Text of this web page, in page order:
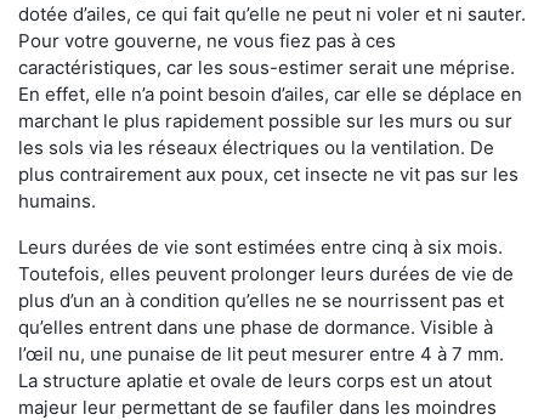
dotée d’ailes, ce qui fait qu’elle ne peut ni voler et ni sauter.
Pour votre gouverne, ne vous fiez pas à ces
caractéristiques, car les sous-estimer serait une méprise.
En effet, elle n’a point besoin d’ailes, car elle se déplace en
marchant le plus rapidement possible sur les murs ou sur
les sols via les réseaux électriques ou la ventilation. De
plus contrairement aux poux, cet insecte ne vit pas sur les
humains.
Leurs durées de vie sont estimées entre cinq à six mois.
Toutefois, elles peuvent prolonger leurs durées de vie de
plus d’un an à condition qu’elles ne se nourrissent pas et
qu’elles entrent dans une phase de dormance. Visible à
l’œil nu, une punaise de lit peut mesurer entre 4 à 7 mm.
La structure aplatie et ovale de leurs corps est un atout
majeur leur permettant de se faufiler dans les moindres